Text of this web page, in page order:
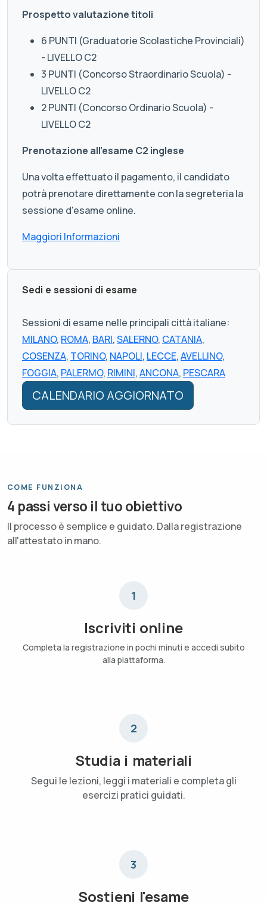
Prospetto valutazione titoli
6 PUNTI (Graduatorie Scolastiche Provinciali)
- LIVELLO C2
3 PUNTI (Concorso Straordinario Scuola) -
LIVELLO C2
2 PUNTI (Concorso Ordinario Scuola) -
LIVELLO C2
Prenotazione all'esame C2 inglese
Una volta effettuato il pagamento, il candidato
potrà prenotare direttamente con la segreteria la
sessione d'esame online.
Maggiori Informazioni
Sedi e sessioni di esame
Sessioni di esame nelle principali città italiane:
MILANO, ROMA, BARI,SALERNO, CATANIA,
COSENZA, TORINO, NAPOLI, LECCE,AVELLINO,
FOGGIA, PALERMO, RIMINI,ANCONA, PESCARA
CALENDARIO AGGIORNATO
COME FUNZIONA
4 passi verso il tuo obiettivo
Il processo è semplice e guidato. Dalla registrazione
all'attestato in mano.
1
Iscriviti online
Completa la registrazione in pochi minuti e accedi subito
alla piattaforma.
2
Studia i materiali
Segui le lezioni, leggi i materiali e completa gli
esercizi pratici guidati.
3
Sostieni l'esame